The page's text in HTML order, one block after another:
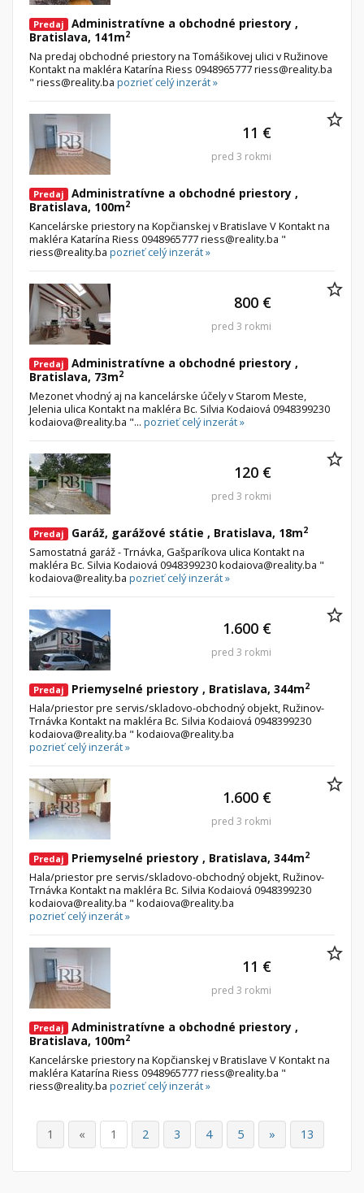
Predaj
Administratívne a obchodné priestory ,
Bratislava, 141m2
Na predaj obchodné priestory na Tomášikovej ulici v Ružinove
Kontakt na makléra Katarína Riess 0948965777 riess@reality.ba
" riess@reality.ba pozrieť celý inzerát »
Predaj
Administratívne a obchodné priestory ,
Bratislava, 100m2
Kancelárske priestory na Kopčianskej v Bratislave V Kontakt na
makléra Katarína Riess 0948965777 riess@reality.ba "
riess@reality.ba pozrieť celý inzerát »
11 €
pred 3 rokmi
Predaj
Administratívne a obchodné priestory ,
Bratislava, 73m2
Mezonet vhodný aj na kancelárske účely v Starom Meste,
Jelenia ulica Kontakt na makléra Bc. Silvia Kodaiová 0948399230
kodaiova@reality.ba "... pozrieť celý inzerát »
800 €
pred 3 rokmi
Predaj Garáž, garážové státie , Bratislava, 18m2
Samostatná garáž - Trnávka, Gašparíkova ulica Kontakt na
makléra Bc. Silvia Kodaiová 0948399230 kodaiova@reality.ba "
kodaiova@reality.ba pozrieť celý inzerát »
120 €
pred 3 rokmi
Predaj Priemyselné priestory , Bratislava, 344m2
Hala/priestor pre servis/skladovo-obchodný objekt, Ružinov-
Trnávka Kontakt na makléra Bc. Silvia Kodaiová 0948399230
kodaiova@reality.ba " kodaiova@reality.ba
pozrieť celý inzerát »
1.600 €
pred 3 rokmi
Predaj Priemyselné priestory , Bratislava, 344m2
Hala/priestor pre servis/skladovo-obchodný objekt, Ružinov-
Trnávka Kontakt na makléra Bc. Silvia Kodaiová 0948399230
kodaiova@reality.ba " kodaiova@reality.ba
pozrieť celý inzerát »
1.600 €
pred 3 rokmi
Predaj
Administratívne a obchodné priestory ,
Bratislava, 100m2
Kancelárske priestory na Kopčianskej v Bratislave V Kontakt na
makléra Katarína Riess 0948965777 riess@reality.ba "
riess@reality.ba pozrieť celý inzerát »
11 €
pred 3 rokmi
1 « 1 2 3 4 5 » 13